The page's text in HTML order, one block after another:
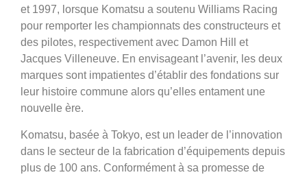
et 1997, lorsque Komatsu a soutenu Williams Racing
pour remporter les championnats des constructeurs et
des pilotes, respectivement avec Damon Hill et
Jacques Villeneuve. En envisageant l’avenir, les deux
marques sont impatientes d’établir des fondations sur
leur histoire commune alors qu’elles entament une
nouvelle ère.
Komatsu, basée à Tokyo, est un leader de l’innovation
dans le secteur de la fabrication d’équipements depuis
plus de 100 ans. Conformément à sa promesse de